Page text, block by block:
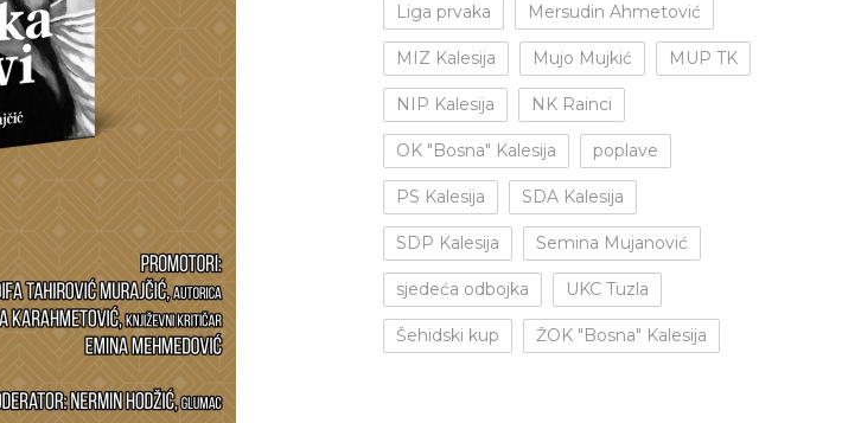
Liga prvaka Mersudin Ahmetović
MIZ Kalesija Mujo Mujkić MUP TK
NIP Kalesija NK Rainci
OK "Bosna" Kalesija poplave
PS Kalesija SDA Kalesija
SDP Kalesija Semina Mujanović
sjedeća odbojka UKC Tuzla
Šehidski kup ŽOK "Bosna" Kalesija